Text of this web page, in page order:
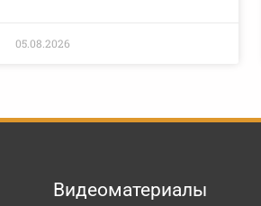
05.08.2026
Видеоматериалы